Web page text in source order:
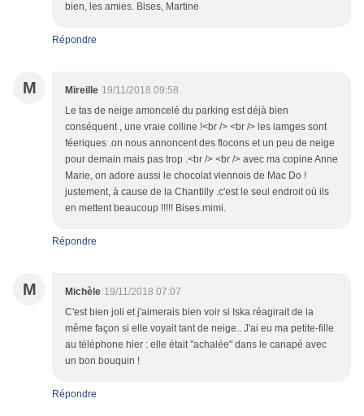
bien, les amies. Bises, Martine
Répondre
M Mireille 19/11/2018 09:58
Le tas de neige amoncelé du parking est déjà bien
conséquent , une vraie colline !<br /> <br /> les iamges sont
féeriques .on nous annoncent des flocons et un peu de neige
pour demain mais pas trop .<br /> <br /> avec ma copine Anne
Marie, on adore aussi le chocolat viennois de Mac Do !
justement, à cause de la Chantilly .c'est le seul endroit où ils
en mettent beaucoup !!!!! Bises.mimi.
Répondre
M Michèle 19/11/2018 07:07
C'est bien joli et j'aimerais bien voir si Iska réagirait de la
même façon si elle voyait tant de neige.. J'ai eu ma petite-fille
au téléphone hier : elle était "achalée" dans le canapé avec
un bon bouquin !
Répondre